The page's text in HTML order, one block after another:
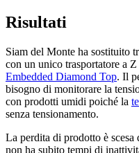
Risultati
Siam del Monte ha sostituito
con un unico trasportatore a
Embedded Diamond Top. Il
bisogno di monitorare la
con prodotti umidi poiché la
senza tensionamento.
La perdita di prodotto è
non ha subito tempi di